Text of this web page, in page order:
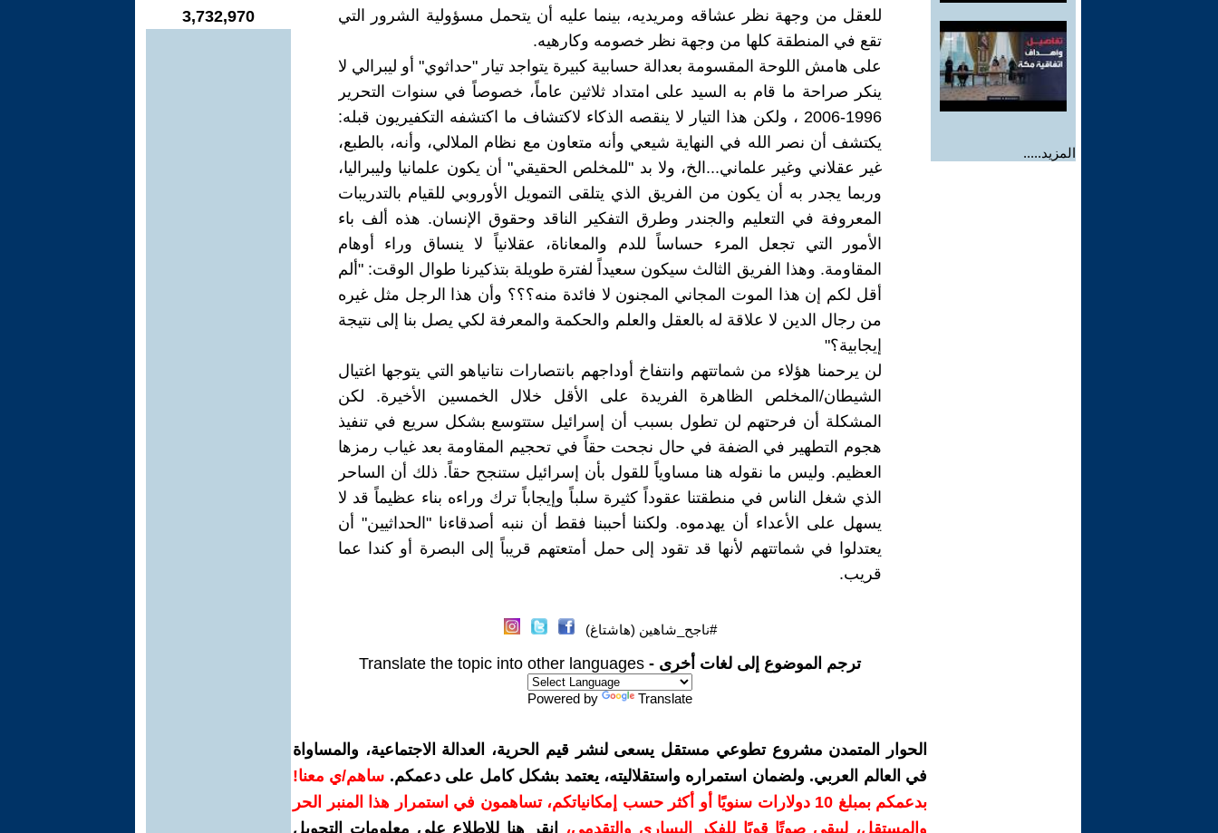
المزيد.....
للعقل من وجهة نظر عشاقه ومريديه، بينما عليه أن يتحمل مسؤولية الشرور التي
تقع في المنطقة كلها من وجهة نظر خصومه وكارهيه.
على هامش اللوحة المقسومة بعدالة حسابية كبيرة يتواجد تيار "حداثوي" أو ليبرالي لا
ينكر صراحة ما قام به السيد على امتداد ثلاثين عاماً، خصوصاً في سنوات التحرير
1996-2006 ، ولكن هذا التيار لا ينقصه الذكاء لاكتشاف ما اكتشفه التكفيريون قبله:
يكتشف أن نصر الله في النهاية شيعي وأنه متعاون مع نظام الملالي، وأنه، بالطبع،
غير عقلاني وغير علماني...الخ، ولا بد "للمخلص الحقيقي" أن يكون علمانيا وليبراليا،
وربما يجدر به أن يكون من الفريق الذي يتلقى التمويل الأوروبي للقيام بالتدريبات
المعروفة في التعليم والجندر وطرق التفكير الناقد وحقوق الإنسان. هذه ألف باء
الأمور التي تجعل المرء حساساً للدم والمعاناة، عقلانياً لا ينساق وراء أوهام
المقاومة. وهذا الفريق الثالث سيكون سعيداً لفترة طويلة بتذكيرنا طوال الوقت: "ألم
أقل لكم إن هذا الموت المجاني المجنون لا فائدة منه؟؟؟ وأن هذا الرجل مثل غيره
من رجال الدين لا علاقة له بالعقل والعلم والحكمة والمعرفة لكي يصل بنا إلى نتيجة
إيجابية؟"
لن يرحمنا هؤلاء من شماتتهم وانتفاخ أوداجهم بانتصارات نتانياهو التي يتوجها اغتيال
الشيطان/المخلص الظاهرة الفريدة على الأقل خلال الخمسين الأخيرة. لكن
المشكلة أن فرحتهم لن تطول بسبب أن إسرائيل ستتوسع بشكل سريع في تنفيذ
هجوم التطهير في الضفة في حال نجحت حقاً في تحجيم المقاومة بعد غياب رمزها
العظيم. وليس ما نقوله هنا مساوياً للقول بأن إسرائيل ستنجح حقاً. ذلك أن الساحر
الذي شغل الناس في منطقتنا عقوداً كثيرة سلباً وإيجاباً ترك وراءه بناء عظيماً قد لا
يسهل على الأعداء أن يهدموه. ولكننا أحببنا فقط أن ننبه أصدقاءنا "الحداثيين" أن
يعتدلوا في شماتتهم لأنها قد تقود إلى حمل أمتعتهم قريباً إلى البصرة أو كندا عما
قريب.
#ناجح_شاهين (هاشتاغ)
ترجم الموضوع إلى لغات أخرى - Translate the topic into other languages
Powered by Translate
الحوار المتمدن مشروع تطوعي مستقل يسعى لنشر قيم الحرية، العدالة الاجتماعية، والمساواة
في العالم العربي. ولضمان استمراره واستقلاليته، يعتمد بشكل كامل على دعمكم. ساهم/ي معنا!
بدعمكم بمبلغ 10 دولارات سنويًا أو أكثر حسب إمكانياتكم، تساهمون في استمرار هذا المنبر الحر
والمستقل، ليبقى صوتًا قويًا للفكر اليساري والتقدمي، انقر هنا للاطلاع على معلومات التحويل
3,732,970